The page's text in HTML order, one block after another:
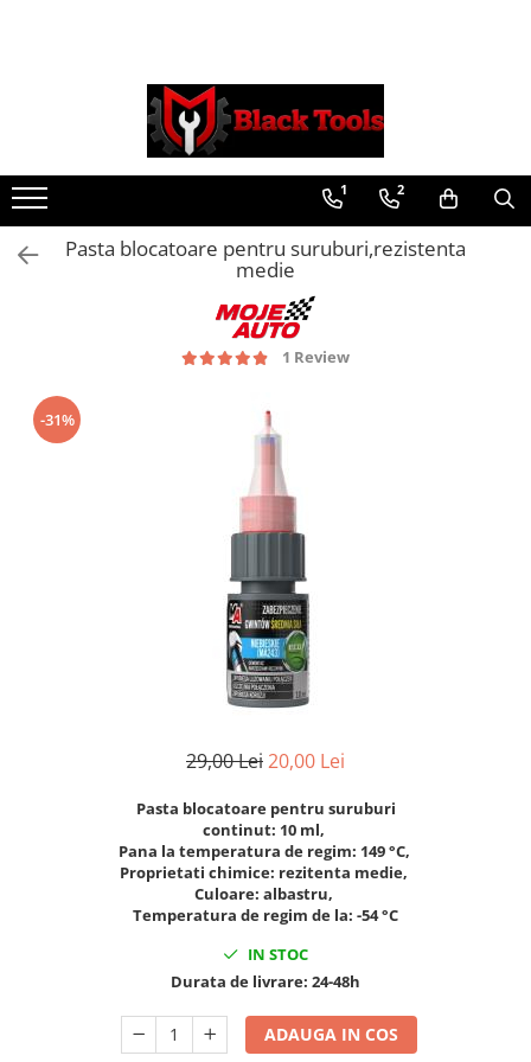
Scule Service Auto
Chei Si Truse De Chei
Chei combinate
Chei Combinate Cu Clichet
Chei Cotite
Clesti pentru sigurante
Clesti reglabili pentru tevi
Dispozitive de sablat & accesorii
Dulapuri Bancuri Carucioare
Carucioare pentru marfa
Dulapuri echipate
Dulapuri pentru scule
Module scule
Echipamente De Sudura
Magneti fixare sudura
1 2
Pasta blocatoare pentru suruburi,rezistenta
medie
1 Review
-31%
29,00 Lei20,00 Lei
Pasta blocatoare pentru suruburi
continut: 10 ml,
Pana la temperatura de regim: 149°C,
Proprietati chimice: rezitenta medie,
Culoare: albastru,
Temperatura de regim de la: -54°C
IN STOC
Durata de livrare: 24-48h
ADAUGA IN COS